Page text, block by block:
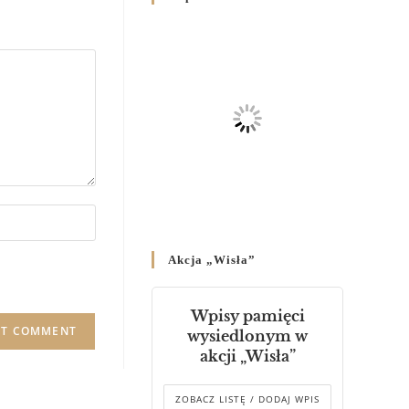
Родин
Справ Молоді та встановленя
складу Катихитичної Комісії
днях 2-12 липня 2024 р.”
Декрет єпископів
Перемисько-Варшавської
Митрополії стосовно
звершування Божественної
літургії
Akcja „Wisła”
Wpisy pamięci
wysiedlonym w
akcji „Wisła”
ZOBACZ LISTĘ / DODAJ WPIS